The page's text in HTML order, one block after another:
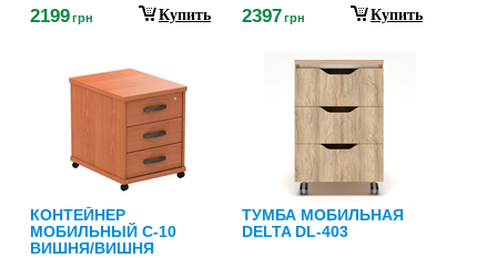
2199грн Купить 2397грн Купить
КОНТЕЙНЕР
МОБИЛЬНЫЙ C-10
ВИШНЯ/ВИШНЯ
ТУМБА МОБИЛЬНАЯ
DELTA DL-403